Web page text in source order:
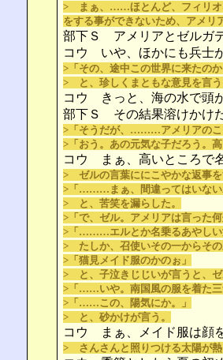
> まぁ、……ほとんど、フィリオ
をする事ができないため、アメリ
部下Ｓ アメリアとゼルガ
コウ いや、ほかにも兵士
>「その、途中この世界に来たのか
> と、珍しくまともな意見を言う
コウ きっと、海の水で頭
部下Ｓ その結果溶けかけ
>「そうだが、………アメリアのこ
>「おう。あの元気な子だろう。
コウ まぁ、高いところで
> ゼルの言葉ににこやかな返事を
>「………まぁ、間違ってはいない
> と、苦笑を漏らした。
>「で、ゼル。アメリアは言った何
>「………エルとか名乗るあやしい
> たしか、召使いその一からその
>「猫見メイド服のかのぉ」
> と、子泣きじじいが言うと、ゼ
>「……いや。南国風の服を着た三
>「……この、陽気にか。」
> と、砂かけが言う。
コウ まぁ、メイド服は顔
> さんさんと照りつける太陽が熱